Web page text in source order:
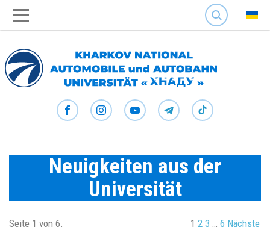
SEARCH
Neuigkeiten aus der
Universität
Seite 1 von 6. 1 2 3 … 6 Nächste